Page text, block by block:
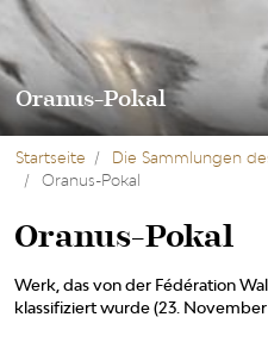
Oranus-Pokal
Startseite Die Sammlungen
Oranus-Pokal
Oranus-Pokal
Werk, das von der Fédération
klassifiziert wurde (23.